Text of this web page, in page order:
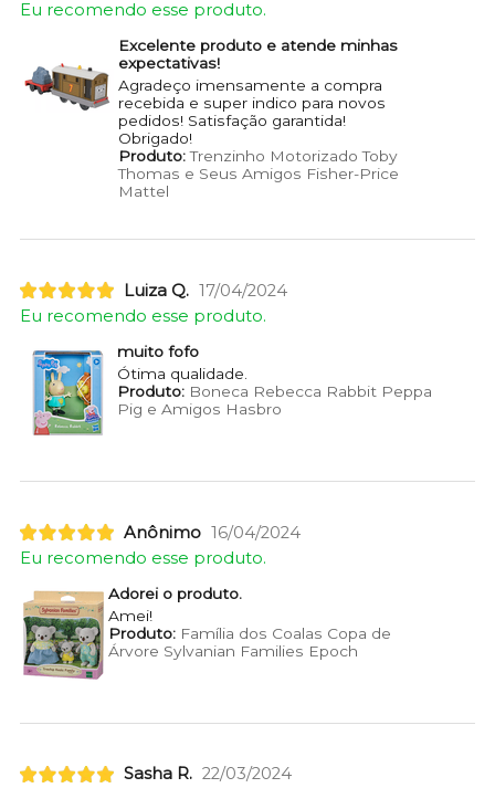
Eu recomendo esse produto.
Excelente produto e atende minhas
expectativas!
Agradeço imensamente a compra
recebida e super indico para novos
pedidos! Satisfação garantida!
Obrigado!
Produto:Trenzinho Motorizado Toby
Thomas e Seus Amigos Fisher-Price
Mattel
Luiza Q. 17/04/2024
Eu recomendo esse produto.
muito fofo
Ótima qualidade.
Produto:Boneca Rebecca Rabbit Peppa
Pig e Amigos Hasbro
Anônimo 16/04/2024
Eu recomendo esse produto.
Adorei o produto.
Amei!
Produto:Família dos Coalas Copa de
Árvore Sylvanian Families Epoch
Sasha R. 22/03/2024